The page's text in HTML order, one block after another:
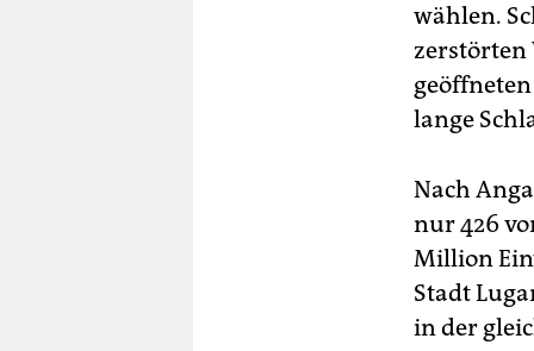
wählen.
zerstörten
lange
Nach
nur 426
Million
Stadt
in der